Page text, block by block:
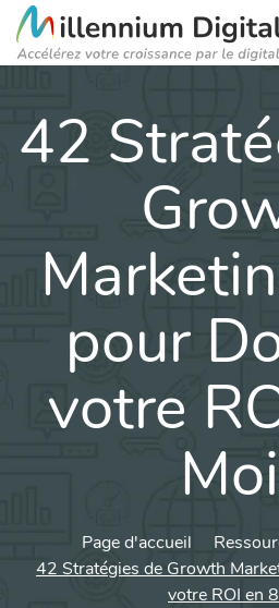
42
pour
votre
Page d'accueil
42 Stratégies de Growth
votre ROI en